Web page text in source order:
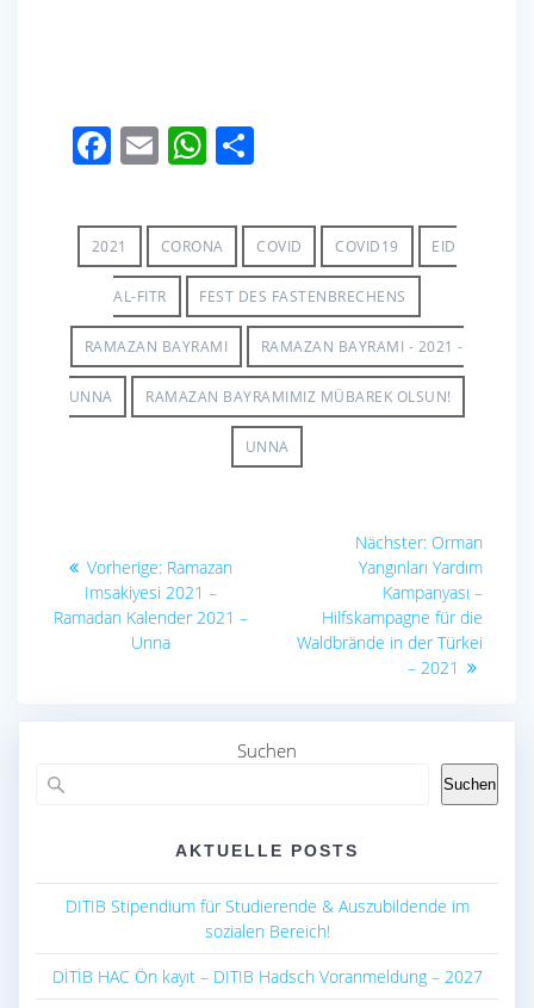
F
e
b
o
o
k
E
ail
W
at
s
A
p
p
ar
e
2021 CORONA COVID COVID19 EID
AL-FITR FEST DES FASTENBRECHENS
RAMAZAN BAYRAMI RAMAZAN BAYRAMI - 2021 -
UNNA RAMAZAN BAYRAMIMIZ MÜBAREK OLSUN!
UNNA
Beitragsnavigation
Vorherige: Vorheriger
Beitrag:
Ramazan
Imsakiyesi 2021 –
Ramadan Kalender 2021 –
Unna
Nächster: Nächster
Beitrag:
Orman
Yangınları Yardım
Kampanyası –
Hilfskampagne für die
Waldbrände in der Türkei
– 2021
Suchen
Suchen
AKTUELLE POSTS
DITIB Stipendium für Studierende & Auszubildende im
sozialen Bereich!
DİTİB HAC Ön kayıt – DITIB Hadsch Voranmeldung – 2027